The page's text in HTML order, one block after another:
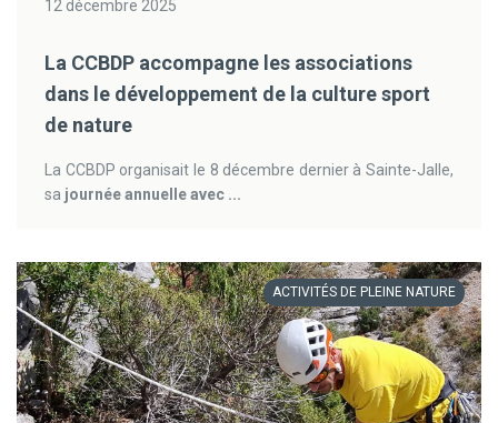
12 décembre 2025
La CCBDP accompagne les associations
dans le développement de la culture sport
de nature
La CCBDP organisait le 8 décembre dernier à Sainte-Jalle,
sa journée annuelle avec ...
ACTIVITÉS DE PLEINE NATURE